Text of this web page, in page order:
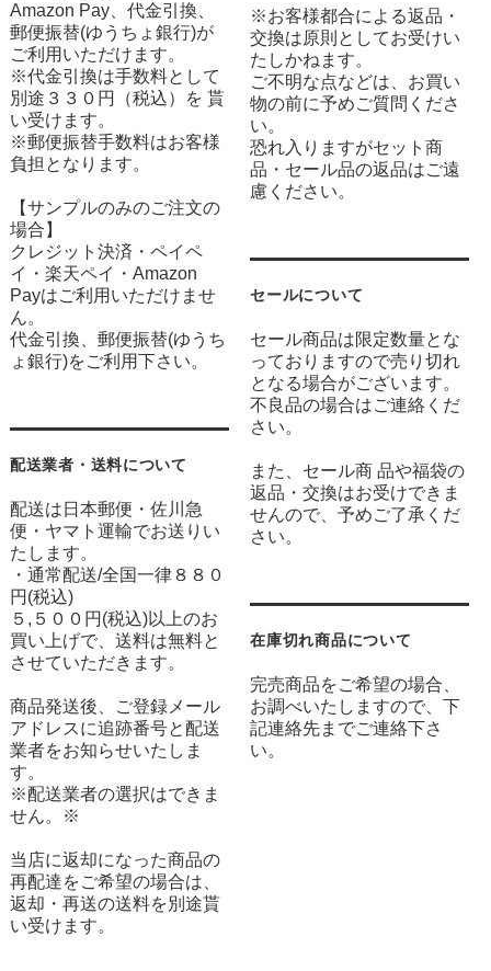
Amazon Pay、代金引換、
郵便振替(ゆうちょ銀行)が
ご利用いただけます。
※代金引換は手数料として
別途３３０円（税込）を 貰
い受けます。
※郵便振替手数料はお客様
負担となります。
【サンプルのみのご注文の
場合】
クレジット決済・ペイペ
イ・楽天ペイ・Amazon
Payはご利用いただけませ
ん。
代金引換、郵便振替(ゆうち
ょ銀行)をご利用下さい。
配送業者・送料について
配送は日本郵便・佐川急
便・ヤマト運輸でお送りい
たします。
・通常配送/全国一律８８０
円(税込)
５,５００円(税込)以上のお
買い上げで、送料は無料と
させていただきます。
商品発送後、ご登録メール
アドレスに追跡番号と配送
業者をお知らせいたしま
す。
※配送業者の選択はできま
せん。※
当店に返却になった商品の
再配達をご希望の場合は、
返却・再送の送料を別途貰
い受けます。
※お客様都合による返品・
交換は原則としてお受けい
たしかねます。
ご不明な点などは、お買い
物の前に予めご質問くださ
い。
恐れ入りますがセット商
品・セール品の返品はご遠
慮ください。
セールについて
セール商品は限定数量とな
っておりますので売り切れ
となる場合がございます。
不良品の場合はご連絡くだ
さい。
また、セール商 品や福袋の
返品・交換はお受けできま
せんので、予めご了承くだ
さい。
在庫切れ商品について
完売商品をご希望の場合、
お調べいたしますので、下
記連絡先までご連絡下さ
い。